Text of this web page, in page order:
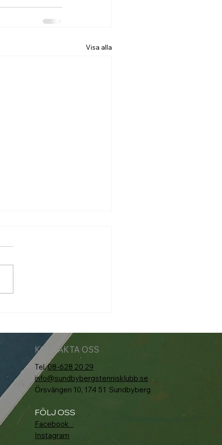
Visa alla
KONTAKTA OSS
Tel.08-628 20 29
info@sundbybergstennisklubb.se
Örsvängen 10, 174 51 Sundbyberg
FÖLJ OSS
Facebook
Instagram